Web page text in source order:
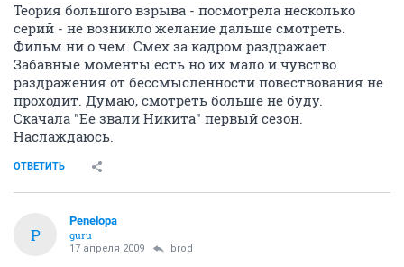
Теория большого взрыва - посмотрела несколько
серий - не возникло желание дальше смотреть.
Фильм ни о чем. Смех за кадром раздражает.
Забавные моменты есть но их мало и чувство
раздражения от бессмысленности повествования не
проходит. Думаю, смотреть больше не буду.
Скачала "Ее звали Никита" первый сезон.
Наслаждаюсь.
ОТВЕТИТЬ
P
Penelopa
guru
17 апреля 2009 brod